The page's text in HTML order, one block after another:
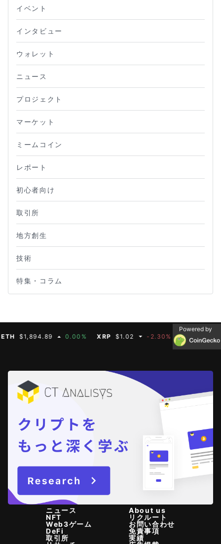
イベント
インタビュー
ウォレット
ニュース
プロジェクト
マーケット
ミームコイン
レポート
初心者向け
取引所
地方創生
技術
特集・コラム
$1,894.89 0.00% XRP $1.02 -2.30% BNB $587.07
Powered by
ニュース
NFT
Web3ゲーム
DeFi
取引所
About us
リクルート
お問い合わせ
免責事項
実績